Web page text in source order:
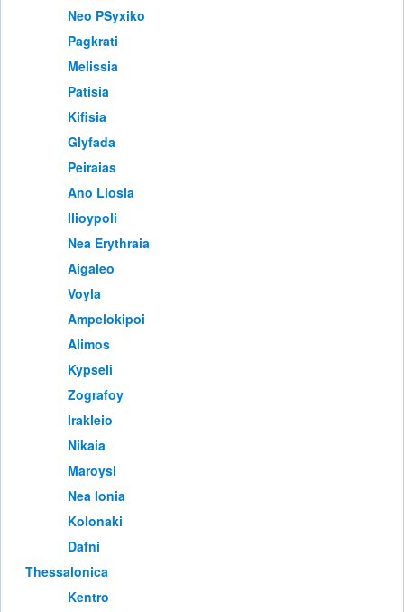
Neo PSyxiko
Pagkrati
Melissia
Patisia
Kifisia
Glyfada
Peiraias
Ano Liosia
Ilioypoli
Nea Erythraia
Aigaleo
Voyla
Ampelokipoi
Alimos
Kypseli
Zografoy
Irakleio
Nikaia
Maroysi
Nea Ionia
Kolonaki
Dafni
Thessalonica
Kentro